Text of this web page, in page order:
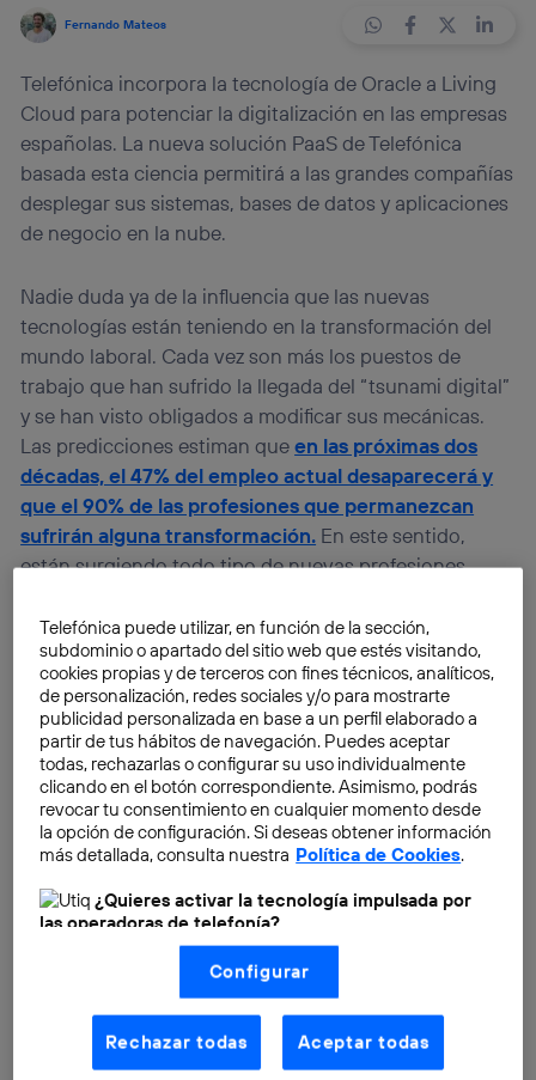
Fernando Mateos
Telefónica incorpora la tecnología de Oracle a Living
Cloud para potenciar la digitalización en las empresas
españolas. La nueva solución PaaS de Telefónica
basada esta ciencia permitirá a las grandes compañías
desplegar sus sistemas, bases de datos y aplicaciones
de negocio en la nube.
Nadie duda ya de la influencia que las nuevas
tecnologías están teniendo en la transformación del
mundo laboral. Cada vez son más los puestos de
trabajo que han sufrido la llegada del “tsunami digital”
y se han visto obligados a modificar sus mecánicas.
Las predicciones estiman queen las próximas dos
décadas, el 47% del empleo actual desaparecerá y
que el 90% de las profesiones que permanezcan
sufrirán alguna transformación. En este sentido,
están surgiendo todo tipo de nuevas profesiones,
realidades y programador de Internet de las cosas.
Igualmente, adaptar el funcionamiento de la empresa
a estos cambios ha sido siempre una exigencia
imprescindible para mantenerse con vida como
entidad. Hasta ahora el desarrollo de la tecnología ha
ido en paralelo con la evolución de las empresas, pero
los estudios afirman que la reinvención digital
continúa siendo la asignatura pendiente de las
compañías españolas.Aunque las exigencias son
urgentes, los números señalan que su disposición por
reinventarse está lejos de ser la adecuada. Por
ejemplo, se estima que sólo el 16% de las empresas
españolas están preparadas para el reto digital, y que
en el 78% de ellas no se recibe formación digital de
Telefónica puede utilizar, en función de la sección,
subdominio o apartado del sitio web que estés visitando,
cookies propias y de terceros con fines técnicos, analíticos,
de personalización, redes sociales y/o para mostrarte
publicidad personalizada en base a un perfil elaborado a
partir de tus hábitos de navegación. Puedes aceptar
todas, rechazarlas o configurar su uso individualmente
clicando en el botón correspondiente. Asimismo, podrás
revocar tu consentimiento en cualquier momento desde
la opción de configuración. Si deseas obtener información
más detallada, consulta nuestra Política de Cookies.
¿Quieres activar la tecnología impulsada por
las operadoras de telefonía?
Nosotros, Telefónica S.A., utilizamos la tecnología Utiq para
realizar nuestras acciones de marketing digital o análisis
(como se describe en este aviso de consentimiento)
basadas en tu navegación en nuestra(s) web(s)
aquí(solo cuando utilizas una conexión a
internet habilitada , proporcionada por una de las
operadoras de telefonía participantes, y otorgas tu
Configurar
Rechazar todas Aceptar todas